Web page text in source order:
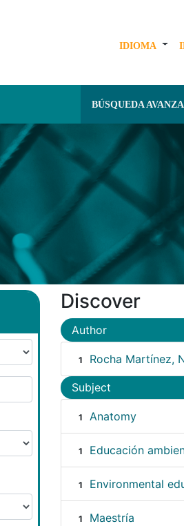
IDIOMA
BÚSQUEDA
Discover
Author
1 Rocha Martínez,
Subject
1 Anatomy
1 Educación
1 Environmental
1 Maestría